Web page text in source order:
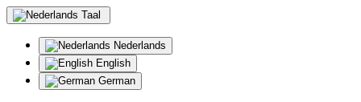
Taal
Nederlands
English
German